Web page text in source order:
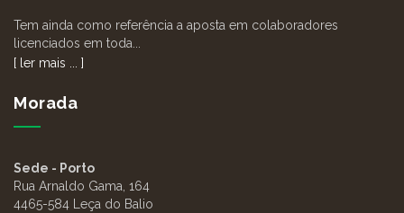
Tem ainda como referência a aposta em colaboradores
licenciados em toda...
[ ler mais ... ]
Morada
Sede - Porto
Rua Arnaldo Gama, 164
4465-584 Leça do Balio